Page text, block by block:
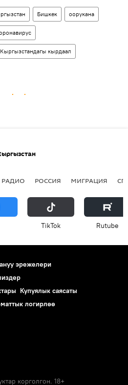
Бишкек оорукана
кырдаал
РАДИО РОССИЯ МИГРАЦИЯ
ТikТоk Rutube
эрежелери
Купуялык саясаты
логирлөө
корголгон. 18+